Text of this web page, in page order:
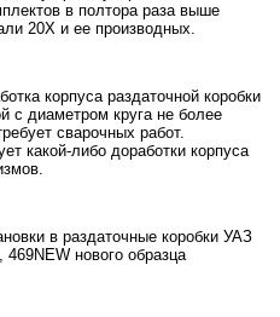
в полтора раза выше
20Х и ее производных.
корпуса раздаточной коробки
с диаметром круга не более
сварочных работ.
какой-либо доработки корпуса
в раздаточные коробки УАЗ
нового образца